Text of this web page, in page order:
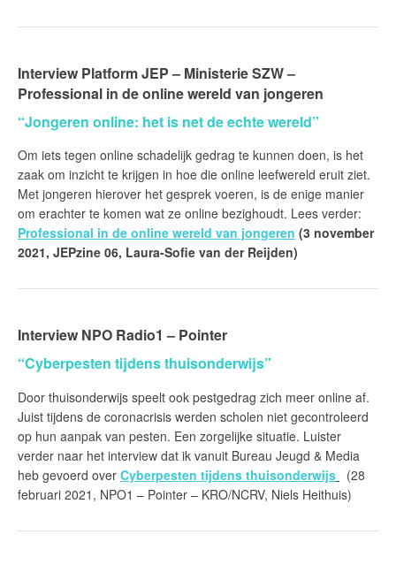
Interview Platform JEP – Ministerie SZW –
Professional in de online wereld van jongeren
“Jongeren online: het is net de echte wereld”
Om iets tegen online schadelijk gedrag te kunnen doen, is het
zaak om inzicht te krijgen in hoe die online leefwereld eruit ziet.
Met jongeren hierover het gesprek voeren, is de enige manier
om erachter te komen wat ze online bezighoudt. Lees verder:
Professional in de online wereld van jongeren (3 november
2021, JEPzine 06, Laura-Sofie van der Reijden)
Interview NPO Radio1 – Pointer
“Cyberpesten tijdens thuisonderwijs”
Door thuisonderwijs speelt ook pestgedrag zich meer online af.
Juist tijdens de coronacrisis werden scholen niet gecontroleerd
op hun aanpak van pesten. Een zorgelijke situatie. Luister
verder naar het interview dat ik vanuit Bureau Jeugd & Media
heb gevoerd over Cyberpesten tijdens thuisonderwijs
(28
februari 2021, NPO1 – Pointer – KRO/NCRV, Niels Heithuis)